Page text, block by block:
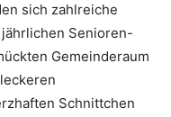
sich zahlreiche
Senioren-
Gemeinderaum
Schnittchen